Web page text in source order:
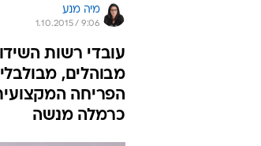
מיה מנע
1.10.2015 / 9:06
מבוהלים,
הפריחה
כרמלה מנשה